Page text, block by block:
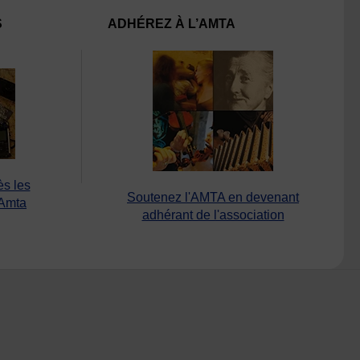
les
ADHÉREZ À L’AMTA
Soutenez l'AMTA en devenant
adhérant de l'association